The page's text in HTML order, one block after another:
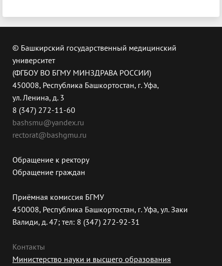
© Башкирский государственный медицинский
университет
(ФГБОУ ВО БГМУ МИНЗДРАВА РОССИИ)
450008, Республика Башкортостан, г. Уфа,
ул. Ленина, д. 3
8 (347) 272-11-60
bashsmu@yandex.ru
rectorat@bashgmu.ru
Обращение к ректору
Обращение граждан
Приёмная комиссия БГМУ
450008, Республика Башкортостан, г. Уфа, ул. Заки
Валиди, д. 47; тел: 8 (347) 272-92-31
Контакты
Министерство науки и высшего образования